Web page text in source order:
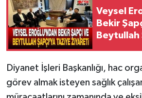
Veysel
Bekir
Beytullah
Diyanet İşleri Başkanlığı, hac
görev almak isteyen sağlık